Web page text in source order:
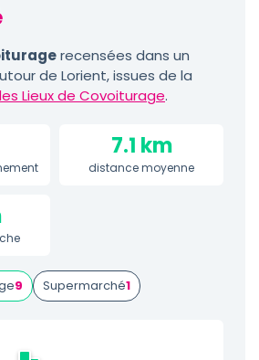
recensées dans un
de Lorient, issues de la
Lieux de Covoiturage.
7.1 km
distance moyenne
9 Supermarché1